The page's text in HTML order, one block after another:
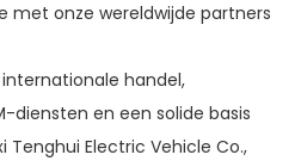
met onze wereldwijde partners
handel,
diensten en een solide basis
Tenghui Electric Vehicle Co.,